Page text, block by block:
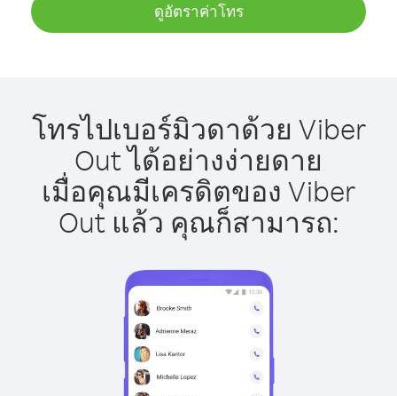
ดูอัตราค่าโทร
โทรไปเบอร์มิวดาด้วย Viber
Out ได้อย่างง่ายดาย
เมื่อคุณมีเครดิตของ Viber
Out แล้ว คุณก็สามารถ: